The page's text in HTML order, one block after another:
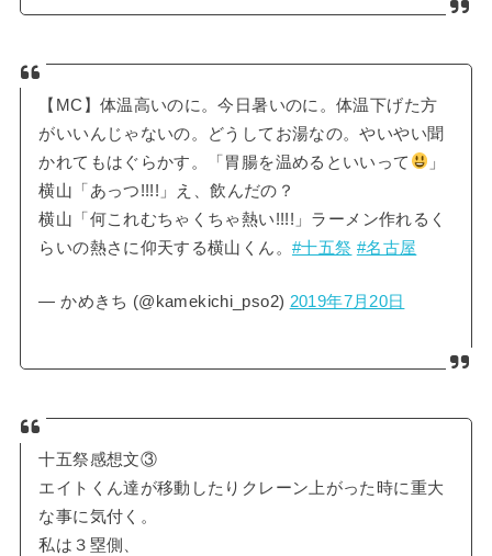
【MC】体温高いのに。今日暑いのに。体温下げた方
がいいんじゃないの。どうしてお湯なの。やいやい聞
かれてもはぐらかす。「胃腸を温めるといいって
」
横山「あっつ!!!!」え、飲んだの？
横山「何これむちゃくちゃ熱い!!!!」ラーメン作れるく
らいの熱さに仰天する横山くん。 #十五祭 #名古屋
— かめきち (@kamekichi_pso2) 2019年7月20日
十五祭感想文③
エイトくん達が移動したりクレーン上がった時に重大
な事に気付く。
私は３塁側、